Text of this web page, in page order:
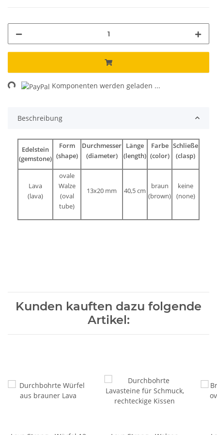
Komponenten werden geladen ...
Beschreibung
Edelstein
(gemstone)
Form
(shape)
Durchmesser
(diameter)
Länge
(length)
Farbe
(color)
Schließe
(clasp)
Lava
(lava)
ovale
Walze
(oval
tube)
13x20 mm 40,5 cm
braun
(brown)
keine
(none)
Kunden kauften dazu folgende
Artikel: